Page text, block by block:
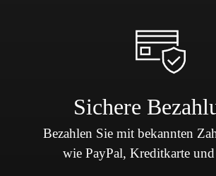
Sichere
Bezahlen Sie mit bekannten
wie PayPal, Kreditkarte